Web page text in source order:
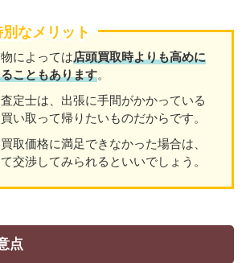
なメリット
によっては店頭買取時よりも高めに
こともあります。
定士は、出張に手間がかかっている
い取って帰りたいものだからです。
取価格に満足できなかった場合は、
交渉してみられるといいでしょう。
点